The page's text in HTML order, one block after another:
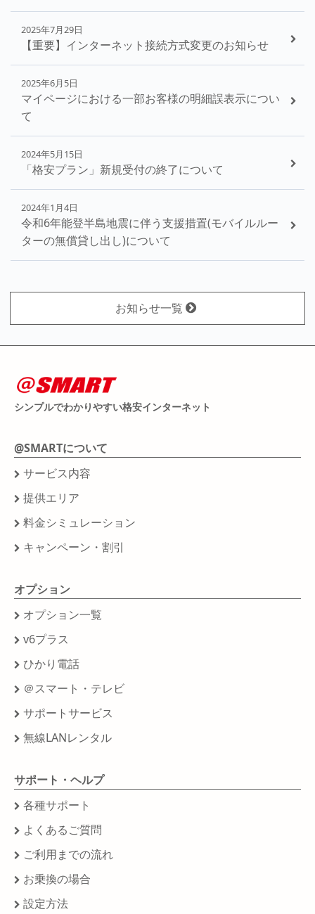
2025年7月29日
【重要】インターネット接続方式変更のお知らせ
2025年6月5日
マイページにおける一部お客様の明細誤表示につい
て
2024年5月15日
「格安プラン」新規受付の終了について
2024年1月4日
令和6年能登半島地震に伴う支援措置(モバイルルー
ターの無償貸し出し)について
お知らせ一覧
シンプルでわかりやすい格安インターネット
@SMARTについて
サービス内容
提供エリア
料金シミュレーション
キャンペーン・割引
オプション
オプション一覧
v6プラス
ひかり電話
＠スマート・テレビ
サポートサービス
無線LANレンタル
サポート・ヘルプ
各種サポート
よくあるご質問
ご利用までの流れ
お乗換の場合
設定方法